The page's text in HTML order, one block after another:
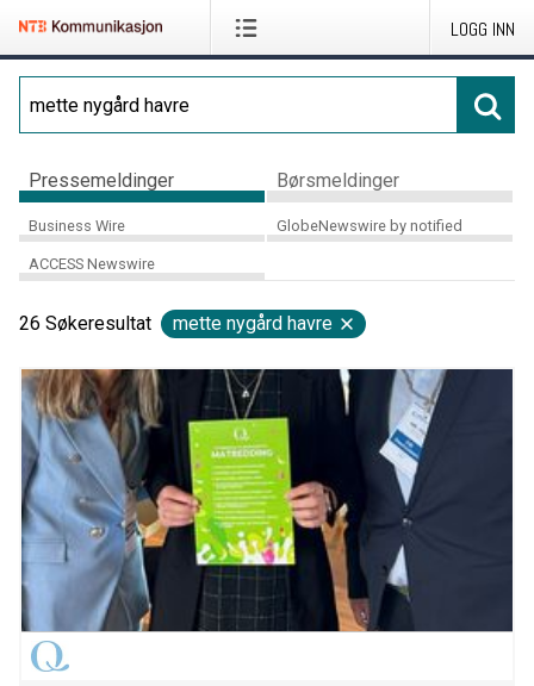
LOGG INN
Pressemeldinger Børsmeldinger
Business Wire GlobeNewswire by notified
ACCESS Newswire
26 Søkeresultat mette nygård havre